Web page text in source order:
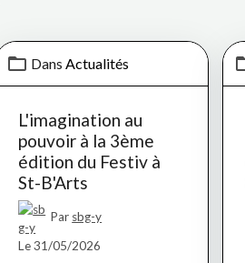
Dans Actualités
L'imagination au
pouvoir à la 3ème
édition du Festiv à
St-B'Arts
Par sbg-y
Le 31/05/2026